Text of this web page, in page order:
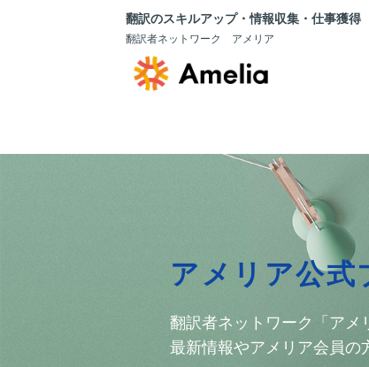
翻訳のスキルアップ・情報収集・仕事獲得
翻訳者ネットワーク アメリア
アメリア公式
翻訳者ネットワーク「アメ
最新情報やアメリア会員の